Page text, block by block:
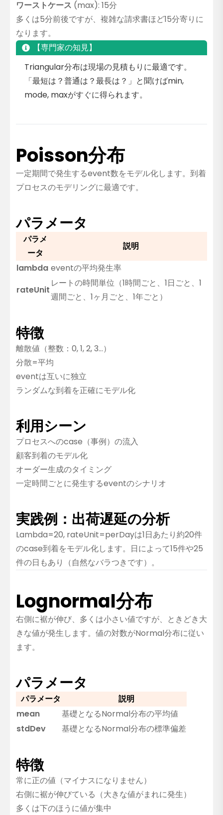
ワーストケース (max): 15分
多くは5分前後ですが、複雑な請求書ほど15分寄りに
なります。
【専門家の知見】
Triangular分布は現場の見積もりに最適です。
「最短は？普通は？最長は？」と聞けばmin,
mode, maxがすぐに得られます。
Poisson分布
一定期間で発生するevent数をモデル化します。到着
プロセスのモデリングに最適です。
パラメータ
パラメ
ータ
説明
lambda eventの平均発生率
rateUnit
レートの時間単位（1時間ごと、1日ごと、1
週間ごと、1ヶ月ごと、1年ごと）
特徴
離散値（整数：0, 1, 2, 3…）
分散=平均
eventは互いに独立
ランダムな到着を正確にモデル化
利用シーン
プロセスへのcase（事例）の流入
顧客到着のモデル化
オーダー生成のタイミング
一定時間ごとに発生するeventのシナリオ
実践例：出荷遅延の分析
Lambda=20, rateUnit=perDayは1日あたり約20件
のcase到着をモデル化します。日によって15件や25
件の日もあり（自然なバラつきです）。
Lognormal分布
右側に裾が伸び、多くは小さい値ですが、ときどき大
きな値が発生します。値の対数がNormal分布に従い
ます。
パラメータ
パラメータ
説明
mean
基礎となるNormal分布の平均値
stdDev
基礎となるNormal分布の標準偏差
特徴
常に正の値（マイナスになりません）
右側に裾が伸びている（大きな値がまれに発生）
多くは下のほうに値が集中